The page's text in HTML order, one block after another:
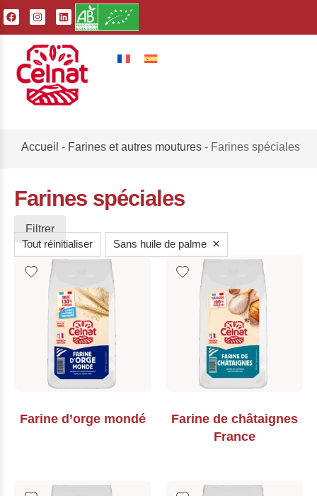
Accueil - Farines et autres moutures - Farines spéciales
Farines spéciales
Filtrer
Tout réinitialiser
Sans huile de palme ×
Farine d’orge mondé
Farine de châtaignes
France